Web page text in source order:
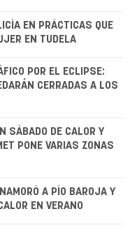
EN PRÁCTICAS QUE
EN TUDELA
POR EL ECLIPSE:
CERRADAS A LOS
SÁBADO DE CALOR Y
PONE VARIAS ZONAS
A PÍO BAROJA Y
EN VERANO